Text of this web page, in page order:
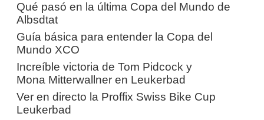
Qué pasó en la última Copa del Mundo de
Albsdtat
Guía básica para entender la Copa del
Mundo XCO
Increíble victoria de Tom Pidcock y
Mona Mitterwallner en Leukerbad
Ver en directo la Proffix Swiss Bike Cup
Leukerbad